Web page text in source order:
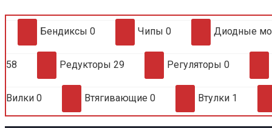
Бендиксы 0 Чипы 0 Диодные
58 Редукторы 29 Регуляторы 0
Вилки 0 Втягивающие 0 Втулки 1